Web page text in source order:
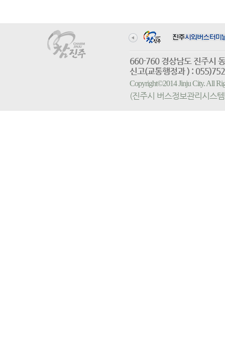
660-760 경상남도 진
신고(교통행정과 ) :
Copyright©2014 Jinju City. All
(진주시 버스정보관리시스